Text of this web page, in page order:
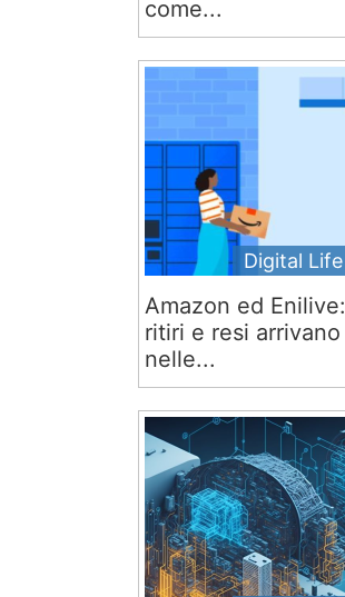
come...
Digital Life
Amazon ed Enilive:
ritiri e resi arrivano
nelle...